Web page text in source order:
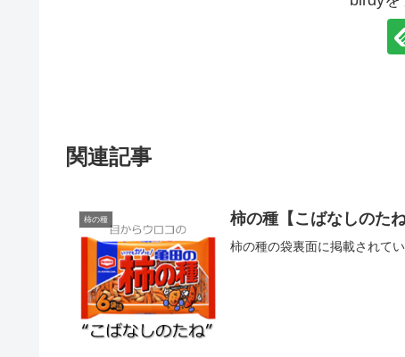
関連記事
柿の種 柿の種【こばなしのた
柿の種の袋裏面に掲載されて